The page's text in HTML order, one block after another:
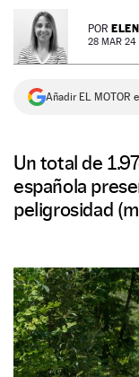
NEWSLETTER POR
28 MAR 24
Añadir EL MOTOR
Un total de
española
peligrosidad